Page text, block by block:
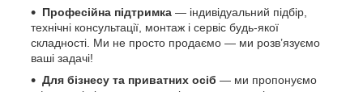
Професійна підтримка — індивідуальний підбір,
технічні консультації, монтаж і сервіс будь-якої
складності. Ми не просто продаємо — ми розв’язуємо
ваші задачі!
Для бізнесу та приватних осіб — ми пропонуємо